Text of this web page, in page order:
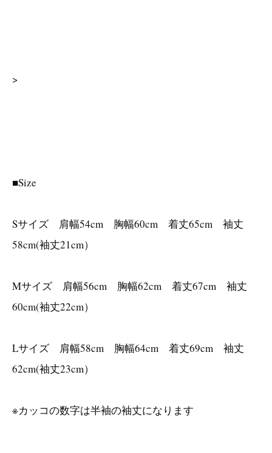
>
■Size
Sサイズ 肩幅54cm 胸幅60cm 着丈65cm 袖丈
58cm(袖丈21cm）
Mサイズ 肩幅56cm 胸幅62cm 着丈67cm 袖丈
60cm(袖丈22cm）
Lサイズ 肩幅58cm 胸幅64cm 着丈69cm 袖丈
62cm(袖丈23cm）
※カッコの数字は半袖の袖丈になります